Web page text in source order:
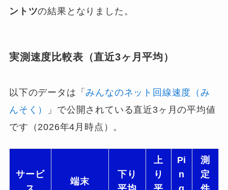
ントツの結果となりました。
実測速度比較表（直近3ヶ月平均）
以下のデータは「みんなのネット回線速度（み
んそく）
」で公開されている直近3ヶ月の平均値
です（2026年4月時点）。
サービ
端末
下り
上
り
Pi
n
測
定